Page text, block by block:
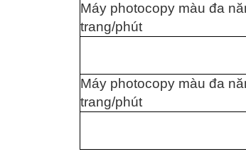
Máy photocopy màu đa
trang/phút
Máy photocopy màu đa
trang/phút